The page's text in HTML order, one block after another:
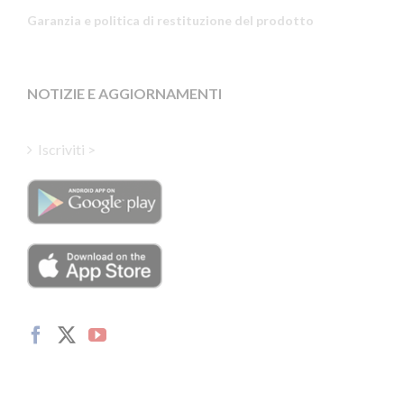
Garanzia e politica di restituzione del prodotto
NOTIZIE E AGGIORNAMENTI
Iscriviti >
Estonian